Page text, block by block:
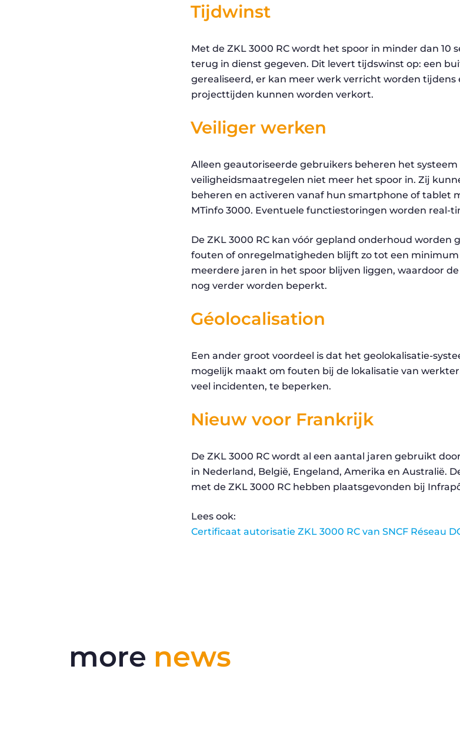
Tijdwinst
Met de ZKL 3000 RC wordt het spoor in minder dan
terug in dienst gegeven. Dit levert tijdswinst op: een
gerealiseerd, er kan meer werk verricht worden
projecttijden kunnen worden verkort.
Veiliger werken
Alleen geautoriseerde gebruikers beheren het
veiligheidsmaatregelen niet meer het spoor in. Zij
beheren en activeren vanaf hun smartphone of tablet
MTinfo 3000. Eventuele functiestoringen worden real-
De ZKL 3000 RC kan vóór gepland onderhoud worden
fouten of onregelmatigheden blijft zo tot een
meerdere jaren in het spoor blijven liggen, waardoor de
nog verder worden beperkt.
Géolocalisation
Een ander groot voordeel is dat het geolokalisatie-
mogelijk maakt om fouten bij de lokalisatie van
veel incidenten, te beperken.
Nieuw voor Frankrijk
De ZKL 3000 RC wordt al een aantal jaren gebruikt
in Nederland, België, Engeland, Amerika en Australië.
met de ZKL 3000 RC hebben plaatsgevonden bij
Lees ook:
Certificaat autorisatie ZKL 3000 RC van SNCF Réseau
more news